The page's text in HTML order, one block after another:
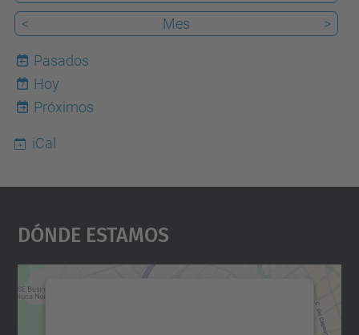
<
Mes >
Pasados
7
Hoy
Próximos
iCal
Dónde Estamos